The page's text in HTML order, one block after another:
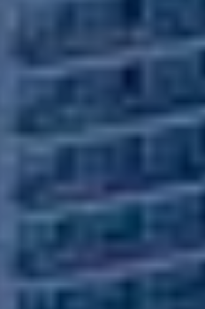
Siempre activas
mejorar nuestros servicios.
la aceptación de la
usuario tiene la posibilidad